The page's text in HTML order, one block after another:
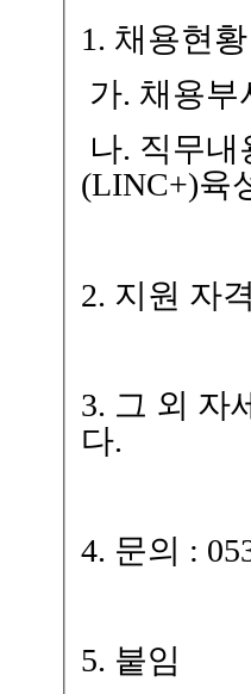
1. 채용현황
가. 채용부
나. 직무
(LINC+)육
2. 지원 자
3. 그 외 자
다.
4. 문의 :
5. 붙임